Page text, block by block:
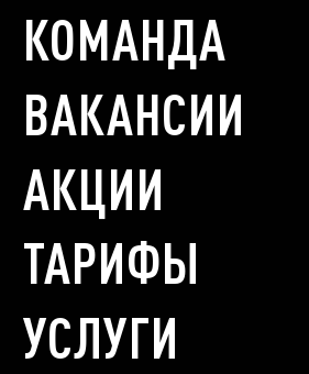
КОМАНДА
ВАКАНСИИ
АКЦИИ
ТАРИФЫ
УСЛУГИ